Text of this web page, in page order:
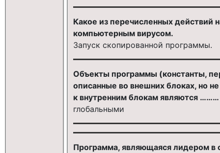
Какое из перечисленных действий
компьютерным вирусом.
Запуск скопированной программы.
Объекты программы (константы,
описанные во внешних блоках, но
к внутренним блокам являются ………
глобальными
Программа, являющаяся лидером в